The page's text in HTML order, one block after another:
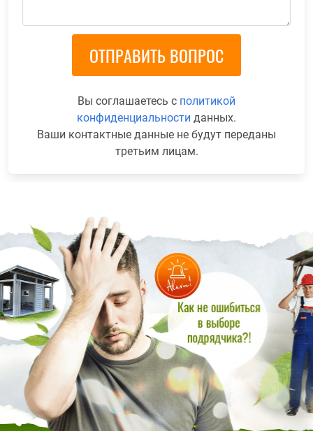
Вы соглашаетесь с политикой
конфиденциальности данных.
Ваши контактные данные не будут переданы
третьим лицам.